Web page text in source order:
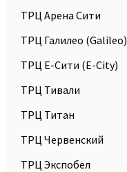
ТРЦ Арена Сити
ТРЦ Галилео (Galileo)
ТРЦ Е-Сити (Е-City)
ТРЦ Тивали
ТРЦ Титан
ТРЦ Червенский
ТРЦ Экспобел